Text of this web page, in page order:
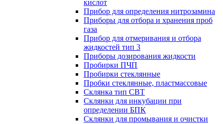
кислот
Прибор для определения нитрозамина
Приборы для отбора и хранения проб
газа
Прибор для отмеривания и отбора
жидкостей тип 3
Приборы дозирования жидкости
Пробирки ПЧП
Пробирки стеклянные
Пробки стеклянные, пластмассовые
Склянка тип СВТ
Склянки для инкубации при
определении БПК
Склянки для промывания и очистки